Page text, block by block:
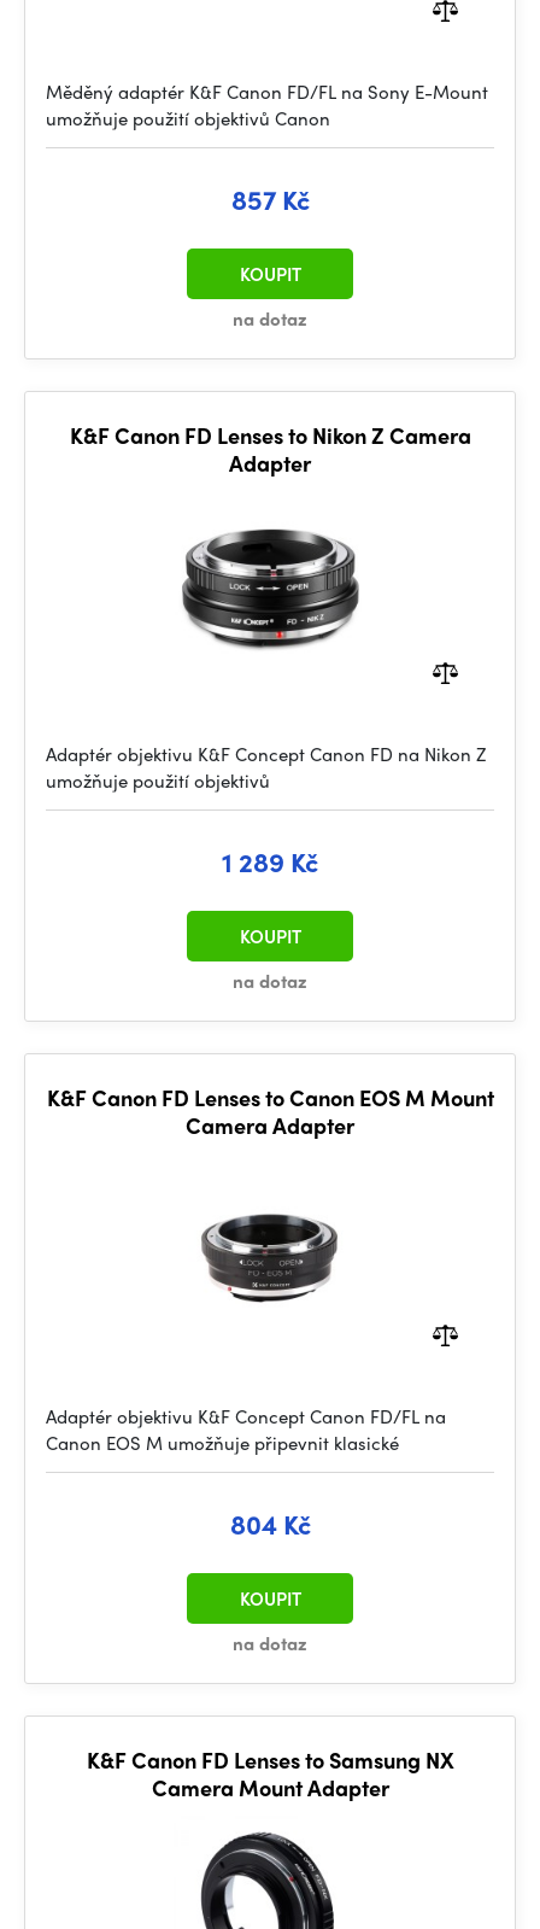
Měděný adaptér K&F Canon FD/FL na Sony E-Mount
umožňuje použití objektivů Canon
857 Kč
na dotaz
KOUPIT
K&F Canon FD Lenses to Nikon Z Camera
Adapter
Adaptér objektivu K&F Concept Canon FD na Nikon Z
umožňuje použití objektivů
1 289 Kč
na dotaz
KOUPIT
K&F Canon FD Lenses to Canon EOS M Mount
Camera Adapter
Adaptér objektivu K&F Concept Canon FD/FL na
Canon EOS M umožňuje připevnit klasické
804 Kč
na dotaz
KOUPIT
K&F Canon FD Lenses to Samsung NX
Camera Mount Adapter